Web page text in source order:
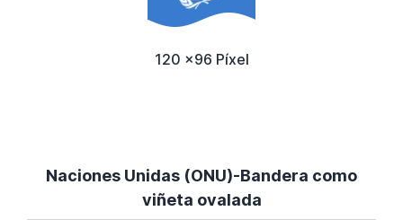
120 x96 Píxel
Naciones Unidas (ONU)-Bandera como
viñeta ovalada